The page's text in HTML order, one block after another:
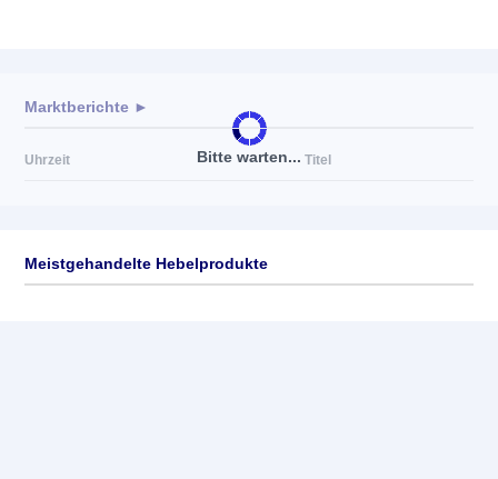
Bitte warten...
Marktberichte ►
Uhrzeit Titel
Meistgehandelte Hebelprodukte